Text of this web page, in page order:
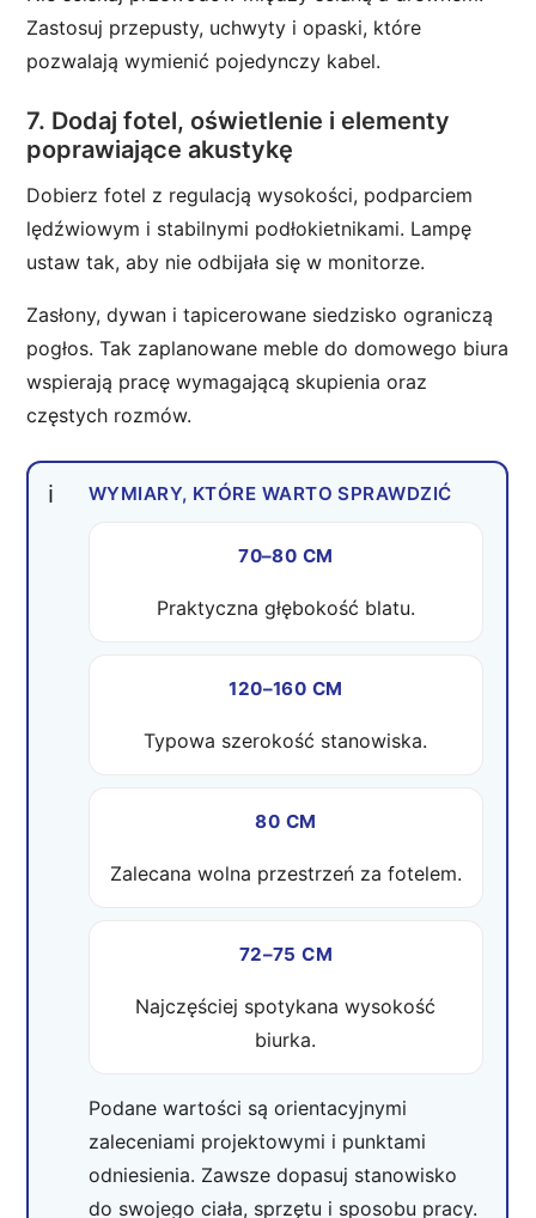
Zastosuj przepusty, uchwyty i opaski, które
pozwalają wymienić pojedynczy kabel.
7. Dodaj fotel, oświetlenie i elementy
poprawiające akustykę
Dobierz fotel z regulacją wysokości, podparciem
lędźwiowym i stabilnymi podłokietnikami. Lampę
ustaw tak, aby nie odbijała się w monitorze.
Zasłony, dywan i tapicerowane siedzisko ograniczą
pogłos. Tak zaplanowane meble do domowego biura
wspierają pracę wymagającą skupienia oraz
częstych rozmów.
WYMIARY, KTÓRE WARTO SPRAWDZIĆ
70–80 CM
Praktyczna głębokość blatu.
120–160 CM
Typowa szerokość stanowiska.
80 CM
Zalecana wolna przestrzeń za fotelem.
72–75 CM
Najczęściej spotykana wysokość
biurka.
Podane wartości są orientacyjnymi
zaleceniami projektowymi i punktami
odniesienia. Zawsze dopasuj stanowisko
do swojego ciała, sprzętu i sposobu pracy.